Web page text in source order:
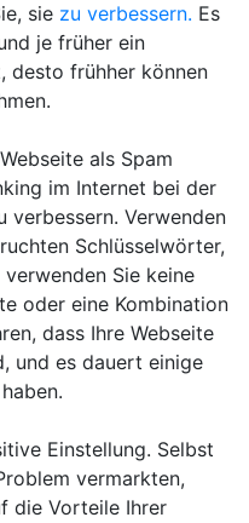
sie zu verbessern. Es
je früher ein
desto frühher können
als Spam
im Internet bei der
verbessern. Verwenden
Schlüsselwörter,
Sie keine
oder eine Kombination
dass Ihre Webseite
und es dauert einige
Einstellung. Selbst
vermarkten,
die Vorteile Ihrer